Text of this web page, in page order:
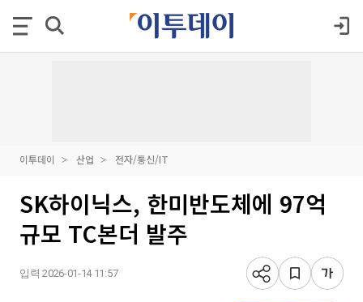
이투데이 산업 전자/통신/IT
SK하이닉스, 한미반도체에 97억
규모 TC본더 발주
입력 2026-01-14 11:57